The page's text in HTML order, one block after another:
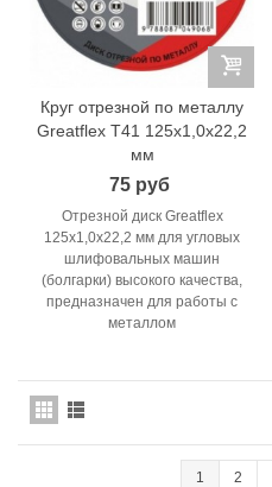
Круг отрезной по металлу
Greatflex T41 125x1,0x22,2
мм
75 руб
Отрезной диск Greatflex
125x1,0x22,2 мм для угловых
шлифовальных машин
(болгарки) высокого качества,
предназначен для работы с
металлом
1 2